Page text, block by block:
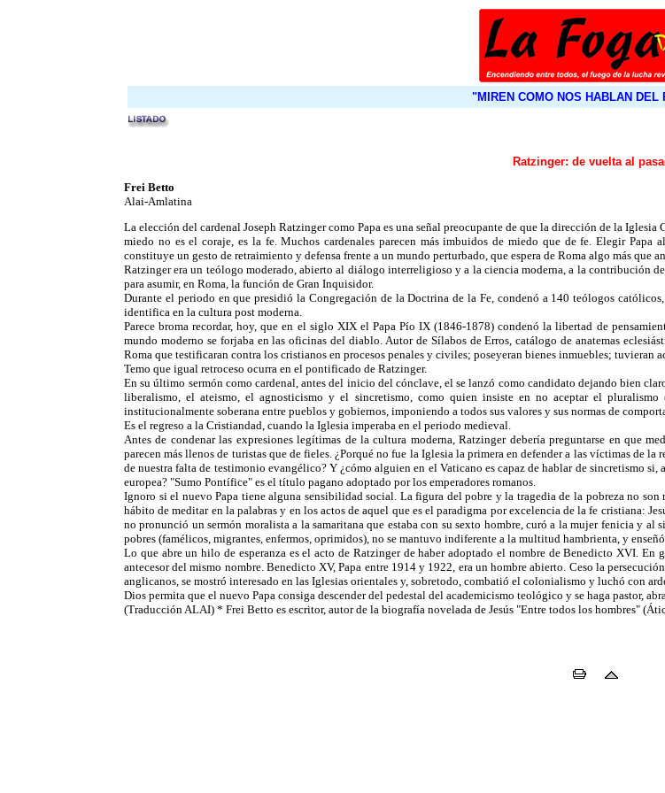
"MIREN COMO NOS HABLAN DEL
Ratzinger: de vuelta al
Frei Betto
Alai-Amlatina
La elección del cardenal Joseph Ratzinger como Papa es una señal preocupante de que la dirección de la
miedo no es el coraje, es la fe. Muchos cardenales parecen más imbuidos de miedo que de fe. Elegir
constituye un gesto de retraimiento y defensa frente a un mundo perturbado, que espera de Roma algo más que
Ratzinger era un teólogo moderado, abierto al diálogo interreligioso y a la ciencia moderna, a la contribución
para asumir, en Roma, la función de Gran Inquisidor.
Durante el periodo en que presidió la Congregación de la Doctrina de la Fe, condenó a 140 teólogos
identifica en la cultura post moderna.
Parece broma recordar, hoy, que en el siglo XIX el Papa Pío IX (1846-1878) condenó la libertad de
mundo moderno se forjaba en las oficinas del diablo. Autor de Sílabos de Erros, catálogo de anatemas
Roma que testificaran contra los cristianos en procesos penales y civiles; poseyeran bienes inmuebles; tuvieran
Temo que igual retroceso ocurra en el pontificado de Ratzinger.
En su último sermón como cardenal, antes del inicio del cónclave, el se lanzó como candidato dejando bien
liberalismo, el ateismo, el agnosticismo y el sincretismo, como quien insiste en no aceptar el
institucionalmente soberana entre pueblos y gobiernos, imponiendo a todos sus valores y sus normas de
Es el regreso a la Cristiandad, cuando la Iglesia imperaba en el periodo medieval.
Antes de condenar las expresiones legítimas de la cultura moderna, Ratzinger debería preguntarse en que
parecen más llenos de turistas que de fieles. ¿Porqué no fue la Iglesia la primera en defender a las víctimas de
de nuestra falta de testimonio evangélico? Y ¿cómo alguien en el Vaticano es capaz de hablar de sincretismo
europea? "Sumo Pontífice" es el título pagano adoptado por los emperadores romanos.
Ignoro si el nuevo Papa tiene alguna sensibilidad social. La figura del pobre y la tragedia de la pobreza no
hábito de meditar en la palabras y en los actos de aquel que es el paradigma por excelencia de la fe cristiana:
no pronunció un sermón moralista a la samaritana que estaba con su sexto hombre, curó a la mujer fenicia y
pobres (famélicos, migrantes, enfermos, oprimidos), no se mantuvo indiferente a la multitud hambrienta, y enseñó
Lo que abre un hilo de esperanza es el acto de Ratzinger de haber adoptado el nombre de Benedicto XVI.
antecesor del mismo nombre. Benedicto XV, Papa entre 1914 y 1922, era un hombre abierto. Ceso la
anglicanos, se mostró interesado en las Iglesias orientales y, sobretodo, combatió el colonialismo y luchó con
Dios permita que el nuevo Papa consiga descender del pedestal del academicismo teológico y se haga pastor,
(Traducción ALAI) * Frei Betto es escritor, autor de la biografía novelada de Jesús "Entre todos los hombres"